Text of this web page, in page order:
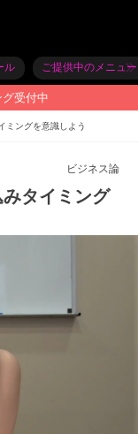
ル ご提供中のメニュー
受付中
ミングを意識しよう
ビジネス論
タイミング